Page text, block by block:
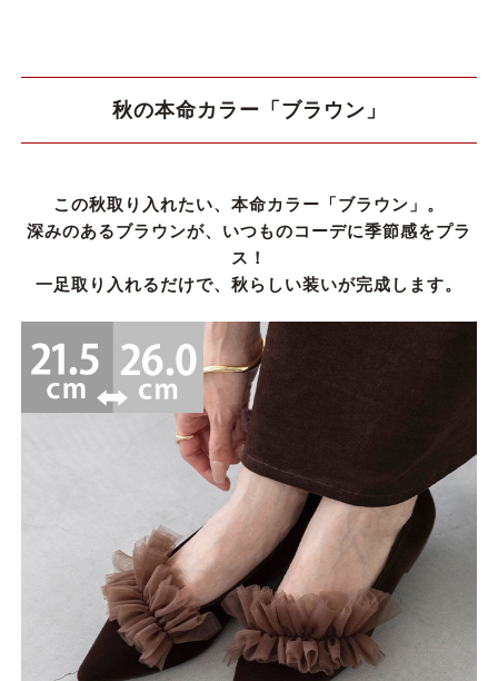
秋の本命カラー「ブラウン」
この秋取り入れたい、本命カラー「ブラウン」。
深みのあるブラウンが、いつものコーデに季節感をプラ
ス！
一足取り入れるだけで、秋らしい装いが完成します。